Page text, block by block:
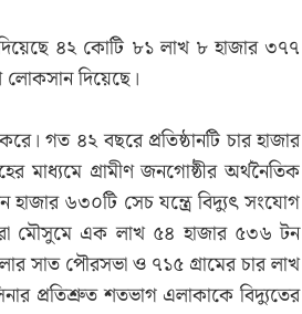
৪২ কোটি ৮১ লাখ ৮ হাজার ৩৭৭
লোকসান দিয়েছে।
গত ৪২ বছরে প্রতিষ্ঠানটি চার হাজার
মাধ্যমে গ্রামীণ জনগোষ্ঠীর অর্থনৈতিক
হাজার ৬৩০টি সেচ যন্ত্রে বিদ্যুৎ সংযোগ
মৌসুমে এক লাখ ৫৪ হাজার ৫৩৬ টন
সাত পৌরসভা ও ৭১৫ গ্রামের চার লাখ
প্রতিশ্রুত শতভাগ এলাকাকে বিদ্যুতের